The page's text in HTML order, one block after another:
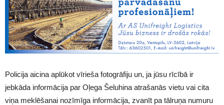
Policija aicina aplūkot vīrieša fotogrāfiju un, ja jūsu rīcībā ir
jebkāda informācija par Oļega Šeluhina atrašanās vietu vai cita
viņa meklēšanai nozīmīga informācija, zvanīt pa tālruņa numuru